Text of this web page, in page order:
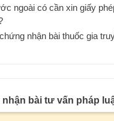
ngoài có cần xin giấy
nhận bài thuốc gia
nhận bài tư vấn pháp